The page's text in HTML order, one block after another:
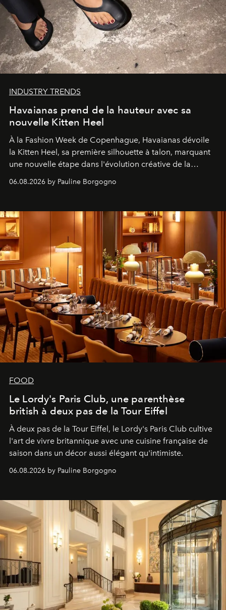
INDUSTRY TRENDS
Havaianas prend de la hauteur avec sa
nouvelle Kitten Heel
À la Fashion Week de Copenhague, Havaianas dévoile
la Kitten Heel, sa première silhouette à talon, marquant
une nouvelle étape dans l'évolution créative de la
06.08.2026 by Pauline Borgogno
FOOD
Le Lordy's Paris Club, une parenthèse
british à deux pas de la Tour Eiffel
À deux pas de la Tour Eiffel, le Lordy's Paris Club cultive
l'art de vivre britannique avec une cuisine française de
saison dans un décor aussi élégant qu'intimiste.
06.08.2026 by Pauline Borgogno